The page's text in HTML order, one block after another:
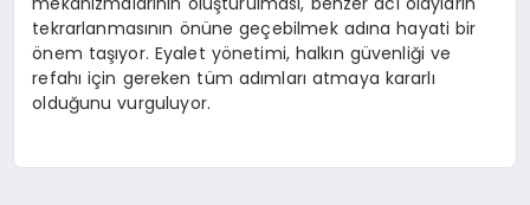
tekrarlanmasının önüne geçebilmek adına hayati bir
önem taşıyor. Eyalet yönetimi, halkın güvenliği ve
refahı için gereken tüm adımları atmaya kararlı
olduğunu vurguluyor.